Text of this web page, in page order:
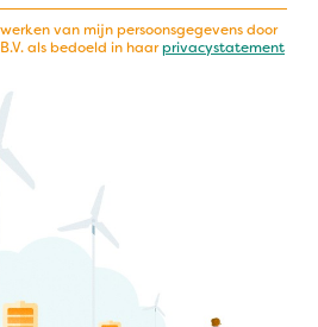
van mijn persoonsgegevens door
als bedoeld in haarprivacystatement